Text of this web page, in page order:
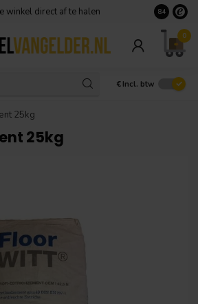
winkel direct af te halen 8.4
0
€ Incl. btw
25kg
25kg